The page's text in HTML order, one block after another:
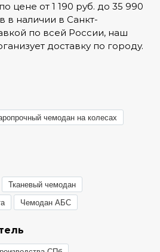
цене от 1 190 руб. до 35 990
в наличии в Санкт-
по всей России, наш
доставку по городу.
а также стоимость
можно онлайн на сайте.
по номеру телефона 8 (800)
из 15 наших магазинов. Наши
по достоинству оценили
которыми вы можете
товаров
с гарантией вы
чемодан на колесах
Тканевый чемодан
Чемодан АБС